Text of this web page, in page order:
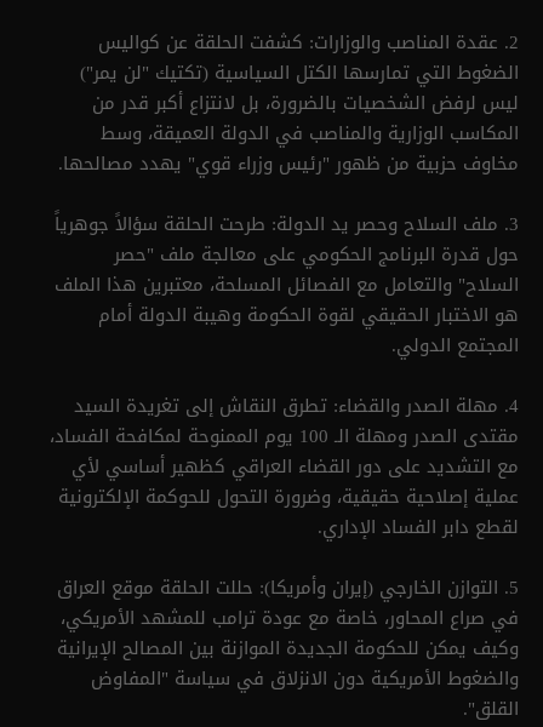
2. عقدة المناصب والوزارات: كشفت الحلقة عن كواليس
الضغوط التي تمارسها الكتل السياسية (تكتيك "لن يمر")
ليس لرفض الشخصيات بالضرورة، بل لانتزاع أكبر قدر من
المكاسب الوزارية والمناصب في الدولة العميقة، وسط
مخاوف حزبية من ظهور "رئيس وزراء قوي" يهدد مصالحها.
3. ملف السلاح وحصر يد الدولة: طرحت الحلقة سؤالاً جوهرياً
حول قدرة البرنامج الحكومي على معالجة ملف "حصر
السلاح" والتعامل مع الفصائل المسلحة، معتبرين هذا الملف
هو الاختبار الحقيقي لقوة الحكومة وهيبة الدولة أمام
المجتمع الدولي.
4. مهلة الصدر والقضاء: تطرق النقاش إلى تغريدة السيد
مقتدى الصدر ومهلة الـ 100 يوم الممنوحة لمكافحة الفساد،
مع التشديد على دور القضاء العراقي كظهير أساسي لأي
عملية إصلاحية حقيقية، وضرورة التحول للحوكمة الإلكترونية
لقطع دابر الفساد الإداري.
5. التوازن الخارجي (إيران وأمريكا): حللت الحلقة موقع العراق
في صراع المحاور، خاصة مع عودة ترامب للمشهد الأمريكي،
وكيف يمكن للحكومة الجديدة الموازنة بين المصالح الإيرانية
والضغوط الأمريكية دون الانزلاق في سياسة "المفاوض
القلق".